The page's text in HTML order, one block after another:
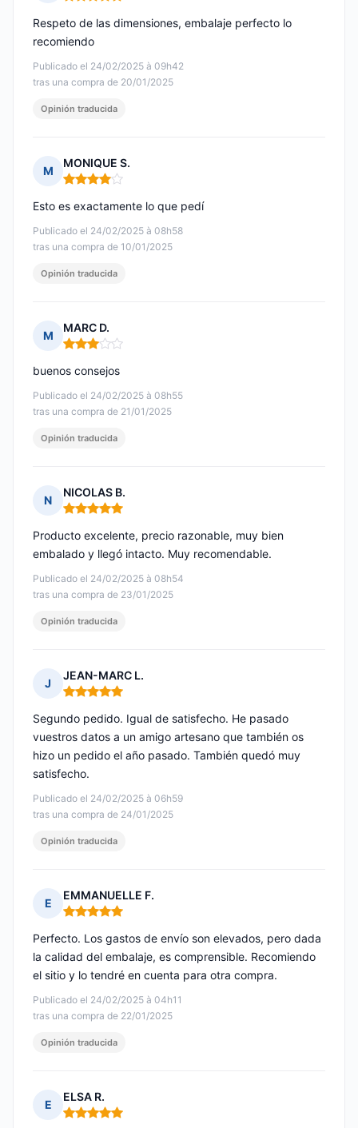
Publicado el 24/02/2025 à 09h42
tras una compra de 20/01/2025
Respeto de las dimensiones, embalaje perfecto lo
recomiendo
Opinión traducida
M
MONIQUE S.
Nota: 4 de 5
Publicado el 24/02/2025 à 08h58
tras una compra de 10/01/2025
Esto es exactamente lo que pedí
Opinión traducida
M
MARC D.
Nota: 3 de 5
Publicado el 24/02/2025 à 08h55
tras una compra de 21/01/2025
buenos consejos
Opinión traducida
N
NICOLAS B.
Nota: 5 de 5
Publicado el 24/02/2025 à 08h54
tras una compra de 23/01/2025
Producto excelente, precio razonable, muy bien
embalado y llegó intacto. Muy recomendable.
Opinión traducida
J
JEAN-MARC L.
Nota: 5 de 5
Publicado el 24/02/2025 à 06h59
tras una compra de 24/01/2025
Segundo pedido. Igual de satisfecho. He pasado
vuestros datos a un amigo artesano que también os
hizo un pedido el año pasado. También quedó muy
satisfecho.
Opinión traducida
E
EMMANUELLE F.
Nota: 5 de 5
Publicado el 24/02/2025 à 04h11
tras una compra de 22/01/2025
Perfecto. Los gastos de envío son elevados, pero dada
la calidad del embalaje, es comprensible. Recomiendo
el sitio y lo tendré en cuenta para otra compra.
Opinión traducida
E
ELSA R.
Nota: 5 de 5